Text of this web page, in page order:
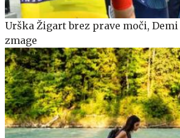
Urška Žigart brez prave moči,
zmage